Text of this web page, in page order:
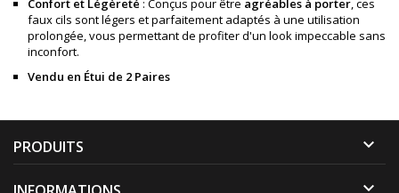
Confort et Légèreté : Conçus pour être agréables à porter, ces
faux cils sont légers et parfaitement adaptés à une utilisation
prolongée, vous permettant de profiter d'un look impeccable sans
inconfort.
Vendu en Étui de 2 Paires
PRODUITS 
